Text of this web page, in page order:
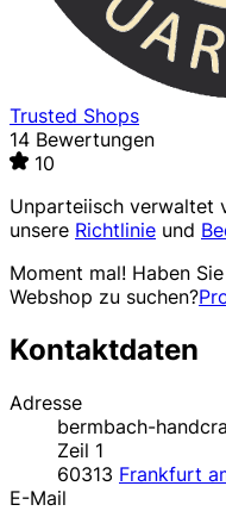
Trusted Shops
14 Bewertungen
10
Unparteiisch verwaltet
unsere Richtlinie und
Moment mal! Haben
Webshop zu suchen?
Kontaktdaten
Adresse
bermbach-
Zeil 1
60313 Frankfurt
E-Mail